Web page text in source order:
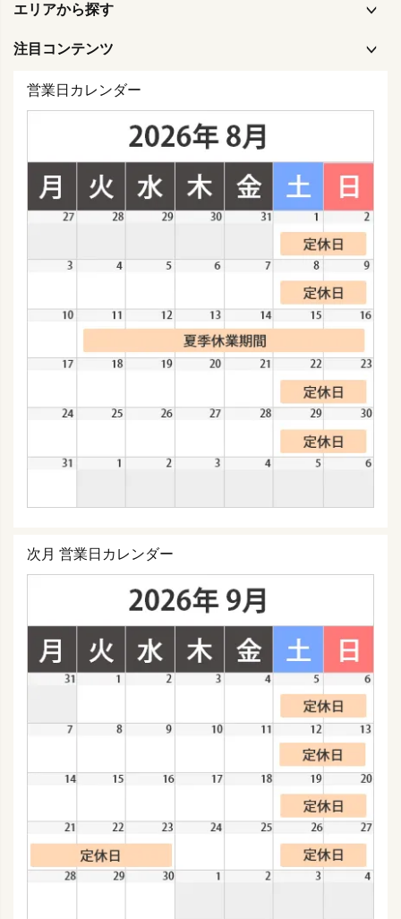
エリアから探す
注目コンテンツ
営業日カレンダー
次月 営業日カレンダー